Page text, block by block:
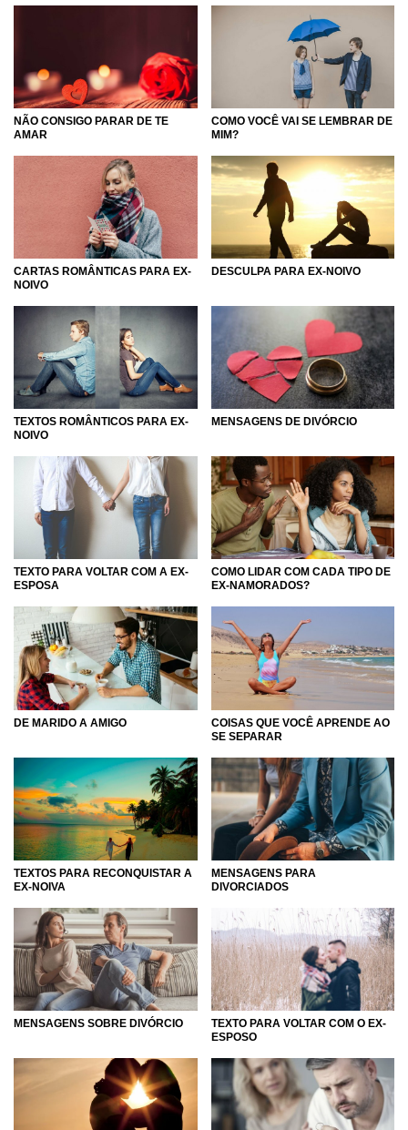
NÃO CONSIGO PARAR DE TE
AMAR
COMO VOCÊ VAI SE LEMBRAR DE
MIM?
CARTAS ROMÂNTICAS PARA EX-
NOIVO
DESCULPA PARA EX-NOIVO
TEXTOS ROMÂNTICOS PARA EX-
NOIVO
MENSAGENS DE DIVÓRCIO
TEXTO PARA VOLTAR COM A EX-
ESPOSA
COMO LIDAR COM CADA TIPO DE
EX-NAMORADOS?
DE MARIDO A AMIGO
COISAS QUE VOCÊ APRENDE AO
SE SEPARAR
TEXTOS PARA RECONQUISTAR A
EX-NOIVA
MENSAGENS PARA
DIVORCIADOS
MENSAGENS SOBRE DIVÓRCIO
TEXTO PARA VOLTAR COM O EX-
ESPOSO